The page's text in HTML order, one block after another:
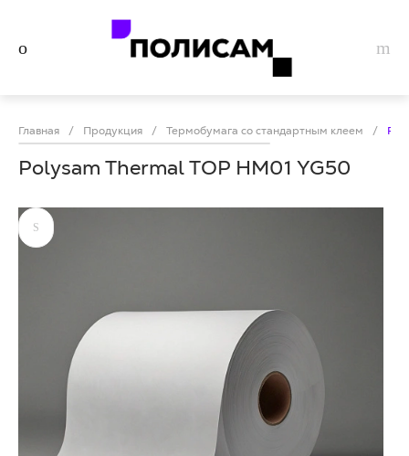
Главная / Продукция / Термобумага со стандартным клеем /
Polysam Thermal TOP HM01 YG50